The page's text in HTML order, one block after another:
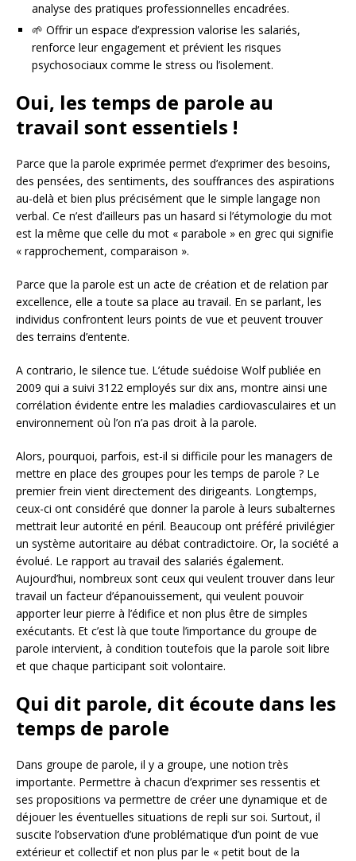
analyse des pratiques professionnelles encadrées.
🌱 Offrir un espace d’expression valorise les salariés,
renforce leur engagement et prévient les risques
psychosociaux comme le stress ou l’isolement.
Oui, les temps de parole au
travail sont essentiels !
Parce que la parole exprimée permet d’exprimer des besoins,
des pensées, des sentiments, des souffrances des aspirations
au-delà et bien plus précisément que le simple langage non
verbal. Ce n’est d’ailleurs pas un hasard si l’étymologie du mot
est la même que celle du mot « parabole » en grec qui signifie
« rapprochement, comparaison ».
Parce que la parole est un acte de création et de relation par
excellence, elle a toute sa place au travail. En se parlant, les
individus confrontent leurs points de vue et peuvent trouver
des terrains d’entente.
A contrario, le silence tue. L’étude suédoise Wolf publiée en
2009 qui a suivi 3122 employés sur dix ans, montre ainsi une
corrélation évidente entre les maladies cardiovasculaires et un
environnement où l’on n’a pas droit à la parole.
Alors, pourquoi, parfois, est-il si difficile pour les managers de
mettre en place des groupes pour les temps de parole ? Le
premier frein vient directement des dirigeants. Longtemps,
ceux-ci ont considéré que donner la parole à leurs subalternes
mettrait leur autorité en péril. Beaucoup ont préféré privilégier
un système autoritaire au débat contradictoire. Or, la société a
évolué. Le rapport au travail des salariés également.
Aujourd’hui, nombreux sont ceux qui veulent trouver dans leur
travail un facteur d’épanouissement, qui veulent pouvoir
apporter leur pierre à l’édifice et non plus être de simples
exécutants. Et c’est là que toute l’importance du groupe de
parole intervient, à condition toutefois que la parole soit libre
et que chaque participant soit volontaire.
Qui dit parole, dit écoute dans les
temps de parole
Dans groupe de parole, il y a groupe, une notion très
importante. Permettre à chacun d’exprimer ses ressentis et
ses propositions va permettre de créer une dynamique et de
déjouer les éventuelles situations de repli sur soi. Surtout, il
suscite l’observation d’une problématique d’un point de vue
extérieur et collectif et non plus par le « petit bout de la